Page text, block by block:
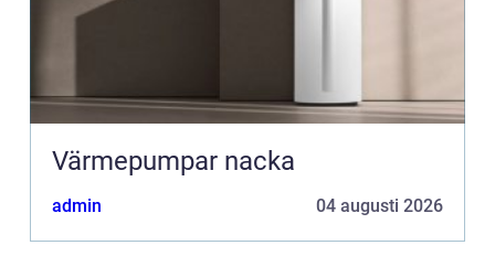
Värmepumpar nacka
admin 04 augusti 2026